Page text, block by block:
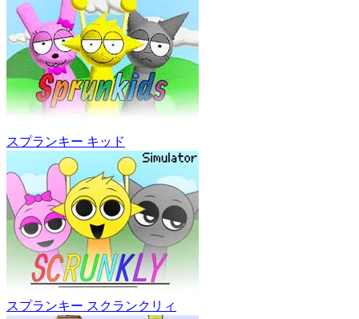
スプランキー キッド
スプランキー スクランクリィ